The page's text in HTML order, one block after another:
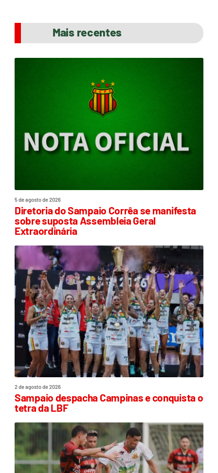
Mais recentes
5 de agosto de 2026
Diretoria do Sampaio Corrêa se manifesta
sobre suposta Assembleia Geral
Extraordinária
2 de agosto de 2026
Sampaio despacha Campinas e conquista o
tetra da LBF